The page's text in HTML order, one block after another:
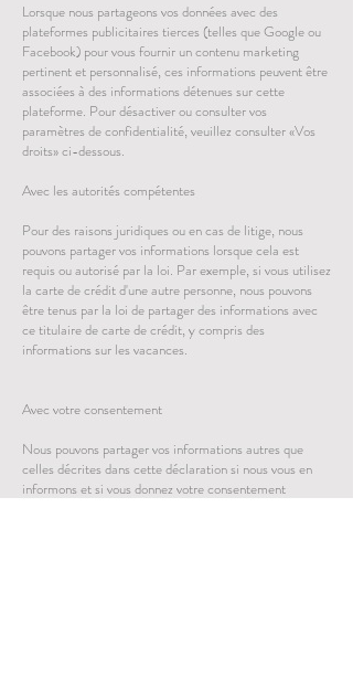
Lorsque nous partageons vos données avec des
plateformes publicitaires tierces (telles que Google ou
Facebook) pour vous fournir un contenu marketing
pertinent et personnalisé, ces informations peuvent être
associées à des informations détenues sur cette
plateforme. Pour désactiver ou consulter vos
paramètres de confidentialité, veuillez consulter «Vos
droits» ci-dessous.
Avec les autorités compétentes
Pour des raisons juridiques ou en cas de litige, nous
pouvons partager vos informations lorsque cela est
requis ou autorisé par la loi. Par exemple, si vous utilisez
la carte de crédit d'une autre personne, nous pouvons
être tenus par la loi de partager des informations avec
ce titulaire de carte de crédit, y compris des
informations sur les vacances.
Avec votre consentement
Nous pouvons partager vos informations autres que
celles décrites dans cette déclaration si nous vous en
informons et si vous donnez votre consentement